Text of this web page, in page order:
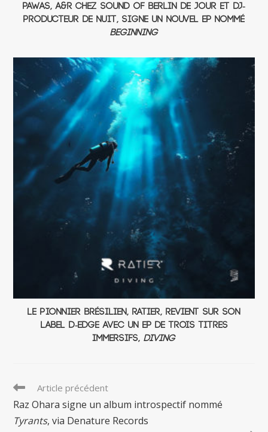
Pawas, A&R chez Sound Of Berlin de jour et DJ-
producteur de nuit, signe un nouvel EP nommé
Beginning
Le pionnier brésilien, Ratier, revient sur son
label D-Edge avec un EP de trois titres
immersifs, Diving
Read
articles
Article précédent
Raz Ohara signe un album introspectif nommé
Tyrants, via Denature Records